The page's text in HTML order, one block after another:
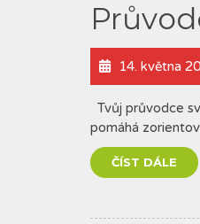
14. května
Tvůj průvodce
pomáhá
ČÍST DÁLE